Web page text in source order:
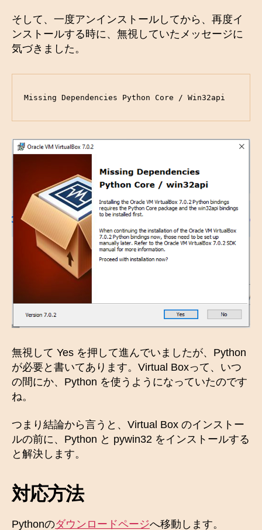
そして、一度アンインストールしてから、再度イ
ンストールする時に、無視していたメッセージに
気づきました。
Missing Dependencies Python Core / Win32api
無視して Yes を押して進んでいましたが、Python
が必要と書いてあります。Virtual Boxって、いつ
の間にか、Python を使うようになっていたのです
ね。
つまり結論から言うと、Virtual Box のインストー
ルの前に、Python と pywin32 をインストールする
と解決します。
対応方法
Pythonのダウンロードページへ移動します。